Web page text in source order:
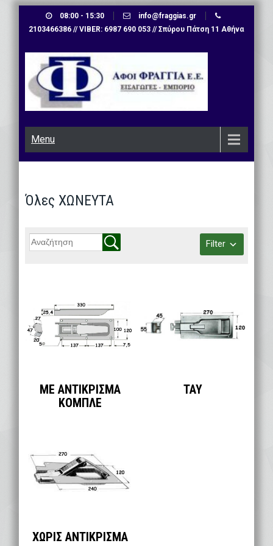
08:00 - 15:30
info@fraggias.gr
2103466386 // VIBER: 6987 690 053 // Σπύρου Πάτση 11 Αθήνα
Menu
Όλες ΧΩΝΕΥΤΑ
Filter
ΜΕ ΑΝΤΙΚΡΙΣΜΑ
ΚΟΜΠΛΕ
ΤΑΥ
ΧΩΡΙΣ ΑΝΤΙΚΡΙΣΜΑ